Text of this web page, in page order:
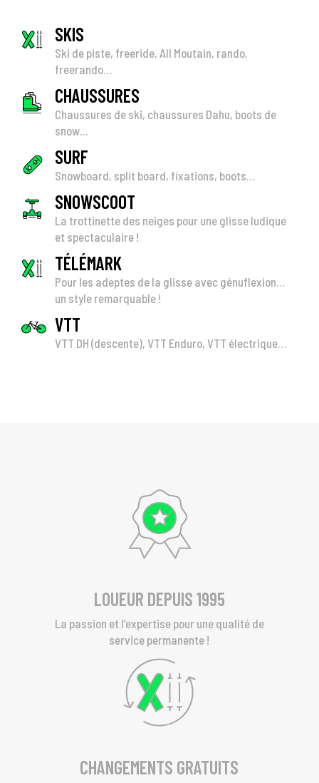
SKIS
Ski de piste, freeride, All Moutain, rando,
freerando…
CHAUSSURES
Chaussures de ski, chaussures Dahu, boots de
snow...
SURF
Snowboard, split board, fixations, boots…
SNOWSCOOT
La trottinette des neiges pour une glisse ludique
et spectaculaire !
TÉLÉMARK
Pour les adeptes de la glisse avec génuflexion…
un style remarquable !
VTT
VTT DH (descente), VTT Enduro, VTT électrique…
LOUEUR DEPUIS 1995
La passion et l’expertise pour une qualité de
service permanente !
CHANGEMENTS GRATUITS